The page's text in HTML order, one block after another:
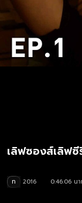
เลิฟซองส์เลิฟซี
ท 2016
0:46:06 น